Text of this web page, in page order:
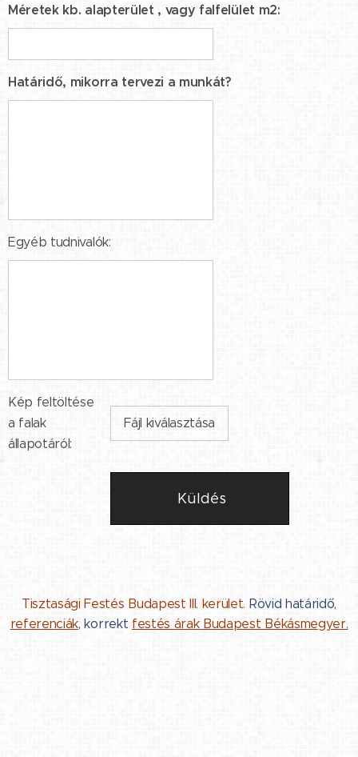
Méretek kb. alapterület , vagy falfelület m2:
Határidő, mikorra tervezi a munkát?
Egyéb tudnivalók:
Kép feltöltése
a falak
állapotáról:
Fájl kiválasztása
Küldés
Tisztasági Festés Budapest III. kerület. Rövid határidő,
referenciák, korrekt festés árak Budapest Békásmegyer.